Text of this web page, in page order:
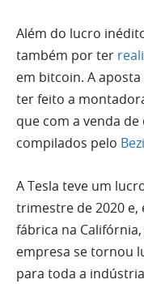
Além do lucro
também por ter
em bitcoin. A
ter feito a
que com a venda
compilados pelo
A Tesla teve um
trimestre de 2020
fábrica na
empresa se tornou
para toda a